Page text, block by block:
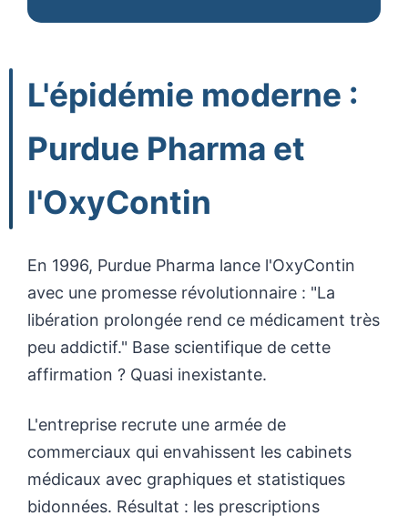
L'épidémie moderne :
Purdue Pharma et
l'OxyContin
En 1996, Purdue Pharma lance l'OxyContin
avec une promesse révolutionnaire : "La
libération prolongée rend ce médicament très
peu addictif." Base scientifique de cette
affirmation ? Quasi inexistante.
L'entreprise recrute une armée de
commerciaux qui envahissent les cabinets
médicaux avec graphiques et statistiques
bidonnées. Résultat : les prescriptions